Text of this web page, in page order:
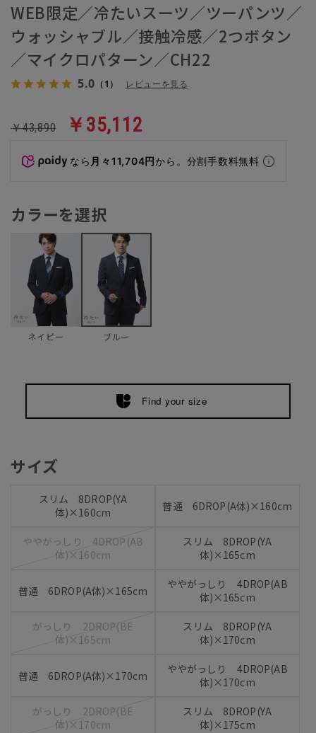
WEB限定／冷たいスーツ／ツーパンツ／
ウォッシャブル／接触冷感／2つボタン
／マイクロパターン／CH22
5.0 （1） レビューを見る
￥43,890 ￥35,112
なら 月々11,704円から。分割手数料無料
カラーを選択
ネイビー ブルー
Find your size
サイズ
スリム 8DROP(YA
体)×160cm
普通 6DROP(A体)×160cm
ややがっしり 4DROP(AB
体)×160cm
スリム 8DROP(YA
体)×165cm
普通 6DROP(A体)×165cm
ややがっしり 4DROP(AB
体)×165cm
がっしり 2DROP(BE
体)×165cm
スリム 8DROP(YA
体)×170cm
普通 6DROP(A体)×170cm
ややがっしり 4DROP(AB
体)×170cm
がっしり 2DROP(BE
体)×170cm
スリム 8DROP(YA
体)×175cm